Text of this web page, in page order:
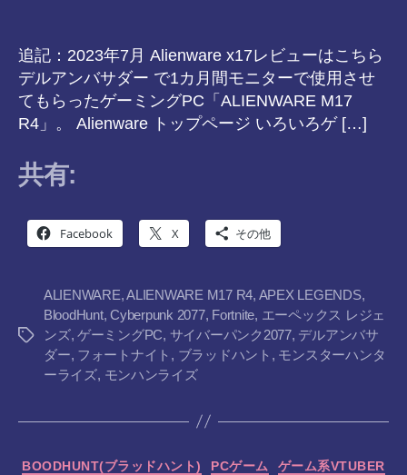
追記：2023年7月 Alienware x17レビューはこちら
デルアンバサダー で1カ月間モニターで使用させ
てもらったゲーミングPC「ALIENWARE M17
R4」。 Alienware トップページ いろいろゲ […]
共有:
Facebook X その他
タ
ALIENWARE,ALIENWARE M17 R4, APEX LEGENDS,
BloodHunt,Cyberpunk 2077, Fortnite, エーペックス レジェ
ンズ, ゲーミングPC, サイバーパンク2077, デルアンバサ
ダー, フォートナイト , ブラッドハント , モンスターハンタ
ーライズ, モンハンライズ
カ
BOODHUNT(ブラッドハント) PCゲーム ゲーム系VTUBER